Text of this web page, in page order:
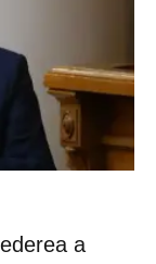
a